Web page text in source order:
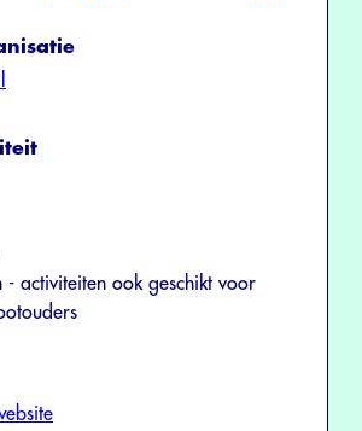
- activiteiten ook geschikt voor